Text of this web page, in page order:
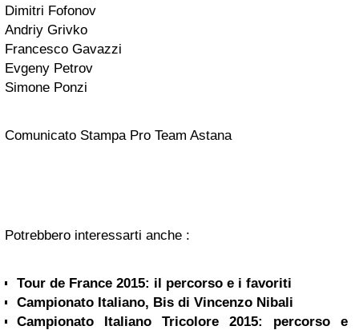
Dimitri Fofonov
Andriy Grivko
Francesco Gavazzi
Evgeny Petrov
Simone Ponzi
Comunicato Stampa Pro Team Astana
Potrebbero interessarti anche :
Tour de France 2015: il percorso e i favoriti
Campionato Italiano, Bis di Vincenzo Nibali
Campionato Italiano Tricolore 2015: percorso e